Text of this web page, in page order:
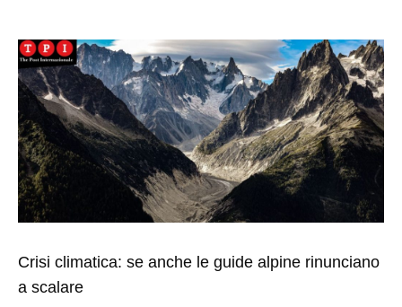
Crisi climatica: se anche le guide alpine rinunciano
a scalare